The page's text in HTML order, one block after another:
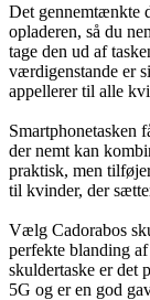
Det gennemtænkte
opladeren, så du
tage den ud af
værdigenstande er
appellerer til alle
Smartphonetasken
der nemt kan
praktisk, men
til kvinder, der
Vælg Cadorabos
perfekte blanding
skuldertaske er
5G og er en god